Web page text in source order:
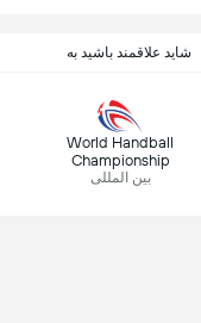
شاید علاقمند باشید به
World Handball
Championship
بین المللی